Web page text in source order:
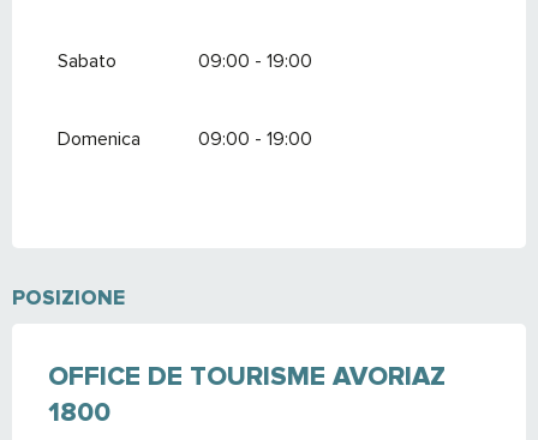
Sabato 09:00 - 19:00
Domenica 09:00 - 19:00
POSIZIONE
OFFICE DE TOURISME AVORIAZ
1800